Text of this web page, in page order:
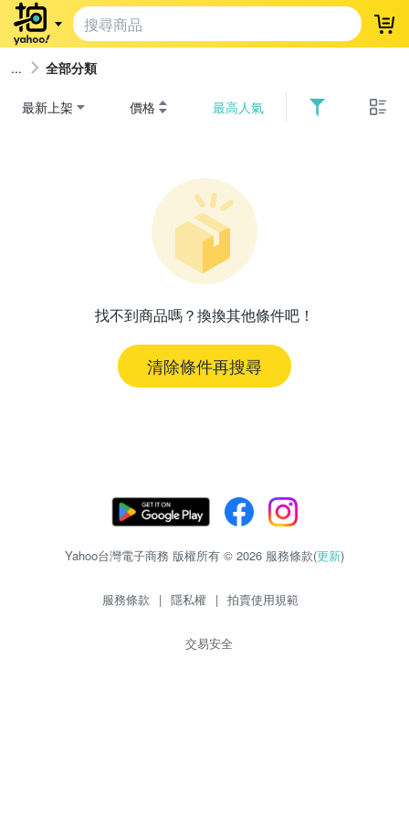
登
全部分類
最新上架 價格 最高人氣
找不到商品嗎？換換其他條件吧！
清除條件再搜尋
Yahoo台灣電子商務 版權所有 © 2026 服務條款(更新)
服務條款 | 隱私權 | 拍賣使用規範
交易安全